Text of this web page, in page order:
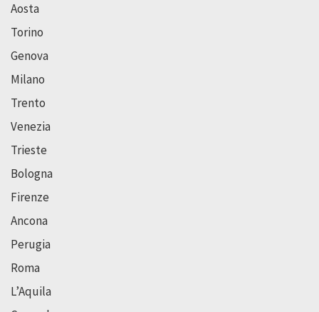
Aosta
Torino
Genova
Milano
Trento
Venezia
Trieste
Bologna
Firenze
Ancona
Perugia
Roma
L’Aquila